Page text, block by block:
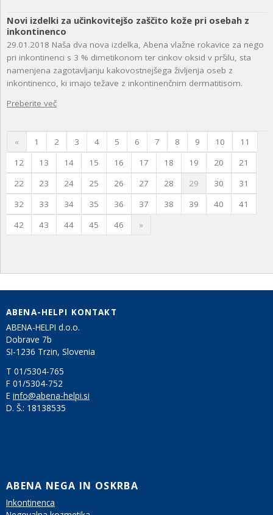
Novi izdelki za učinkovitejšo zaščito kože pri osebah z
inkontinenco
29.01.2018 Naša dva nova izdelka, Abena vlažne rokavice za nego
pri inkontinenci s 3 % dimetikonom ter cinkov oksid v pršilu, sta
namenjena zagotavljanju kakovostnejšega življenja oseb z
inkontinenco, ki imajo težave z inkontinenčnim dermatitisom.
Preberite več
« 1 2 3 4 5 6 7 8 9 10
11
12
13 14 15 16 17 18 19 20
21
22
23 24 25 26 27 28 29 30
31
32
33 34 35 36 37 38 39 40
41
42
43 44 45 46 »
ABENA-HELPI KONTAKT
ABENA-HELPI d.o.o.
Dobrave 7b
SI-1236 Trzin, Slovenia
T 01/5304-765
F 01/5304-752
E info@abena-helpi.si
D. Š.: 18138535
ABENA NEGA IN OSKRBA
Inkontinenca